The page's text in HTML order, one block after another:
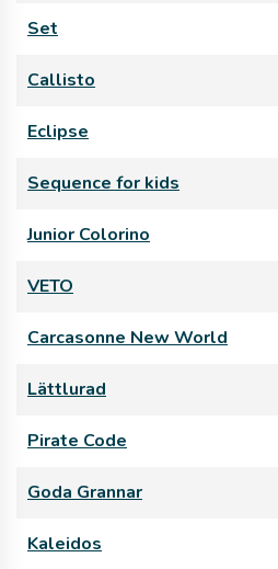
Set
Callisto
Eclipse
Sequence for kids
Junior Colorino
VETO
Carcasonne New World
Lättlurad
Pirate Code
Goda Grannar
Kaleidos